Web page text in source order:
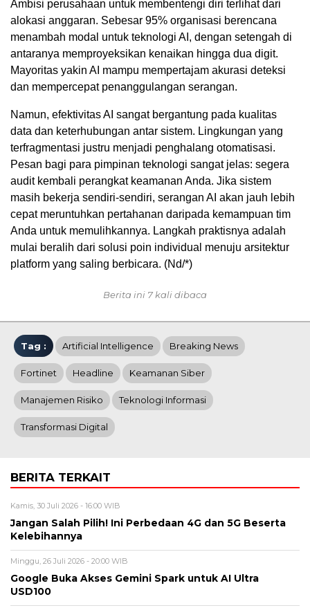
Ambisi perusahaan untuk membentengi diri terlihat dari
alokasi anggaran. Sebesar 95% organisasi berencana
menambah modal untuk teknologi AI, dengan setengah di
antaranya memproyeksikan kenaikan hingga dua digit.
Mayoritas yakin AI mampu mempertajam akurasi deteksi
dan mempercepat penanggulangan serangan.
Namun, efektivitas AI sangat bergantung pada kualitas
data dan keterhubungan antar sistem. Lingkungan yang
terfragmentasi justru menjadi penghalang otomatisasi.
Pesan bagi para pimpinan teknologi sangat jelas: segera
audit kembali perangkat keamanan Anda. Jika sistem
masih bekerja sendiri-sendiri, serangan AI akan jauh lebih
cepat meruntuhkan pertahanan daripada kemampuan tim
Anda untuk memulihkannya. Langkah praktisnya adalah
mulai beralih dari solusi poin individual menuju arsitektur
platform yang saling berbicara. (Nd/*)
Berita ini 7 kali dibaca
Tag : Artificial Intelligence Breaking News
Fortinet Headline Keamanan Siber
Manajemen Risiko Teknologi Informasi
Transformasi Digital
BERITA TERKAIT
Kamis, 30 Juli 2026 - 16:00 WIB
Jangan Salah Pilih! Ini Perbedaan 4G dan 5G Beserta
Kelebihannya
Minggu, 26 Juli 2026 - 20:00 WIB
Google Buka Akses Gemini Spark untuk AI Ultra
USD100